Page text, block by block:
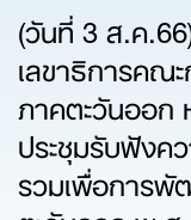
(วันที่ 3 ส.ค
เลขาธิการคณ
ภาคตะวันออก
ประชุมรับฟังค
รวมเพื่อการ